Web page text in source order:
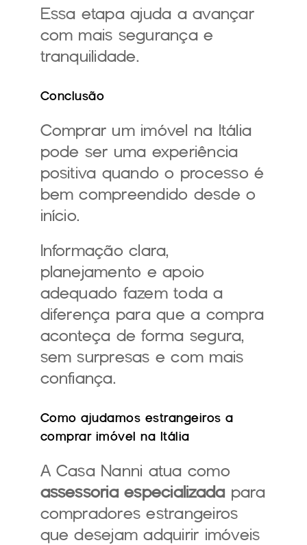
Essa etapa ajuda a avançar
com mais segurança e
tranquilidade.
Conclusão
Comprar um imóvel na Itália
pode ser uma experiência
positiva quando o processo é
bem compreendido desde o
início.
Informação clara,
planejamento e apoio
adequado fazem toda a
diferença para que a compra
aconteça de forma segura,
sem surpresas e com mais
confiança.
Como ajudamos estrangeiros a
comprar imóvel na Itália
assessoria especializada para
compradores estrangeiros
que desejam adquirir imóveis